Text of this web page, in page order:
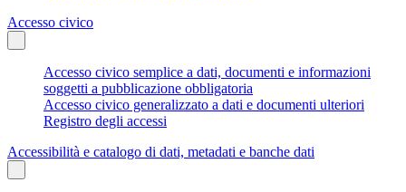
Accesso civico
Accesso civico semplice a dati, documenti e informazioni
soggetti a pubblicazione obbligatoria
Accesso civico generalizzato a dati e documenti ulteriori
Registro degli accessi
Accessibilità e catalogo di dati, metadati e banche dati